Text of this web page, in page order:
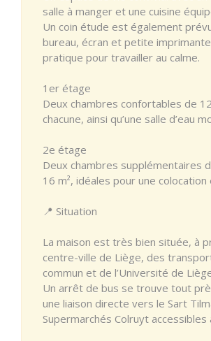
salle à manger et une cuisine
Un coin étude est également
bureau, écran et petite
pratique pour travailler au calme.
1er étage
Deux chambres confortables de
chacune, ainsi qu’une salle d’eau
2e étage
Deux chambres supplémentaires
16 m², idéales pour une colocation
📍 Situation
La maison est très bien située, à
centre-ville de Liège, des
commun et de l’Université de
Un arrêt de bus se trouve tout
une liaison directe vers le Sart
Supermarchés Colruyt accessibles